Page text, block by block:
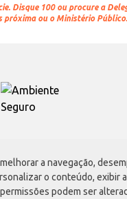
a navegação,
o conteúdo, exibir
podem ser
Disque 100 ou procure a
próxima ou o Ministério Público.
Atacadão S.A.
6169, Vila Maria, São
| CNPJ: 75.315.333/0001-09